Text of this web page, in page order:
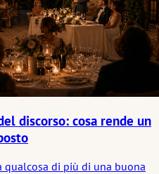
discorso: cosa rende un
qualcosa di più di una buona